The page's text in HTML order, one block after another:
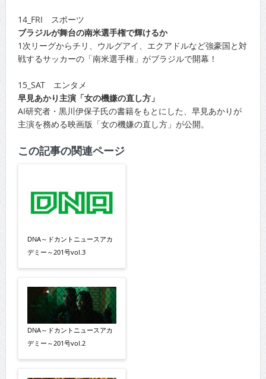
14_FRI スポーツ
ブラジルが舞台の南米選手権で輝けるか
1次リーグからチリ、ウルグアイ、エクアドルなど強豪国と対
戦するサッカーの「南米選手権」がブラジルで開幕！
15_SAT エンタメ
早見あかり主演「女の機嫌の直し方」
AI研究者・黒川伊保子氏の書籍をもとにした、早見あかりが
主演を務める映画版「女の機嫌の直し方」が公開。
この記事の関連ページ
DNA～ドカントニュースアカ
デミー～201号vol.3
DNA～ドカントニュースアカ
デミー～201号vol.2